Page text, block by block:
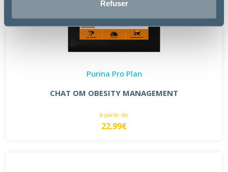
Refuser
Purina Pro Plan
CHAT OM OBESITY MANAGEMENT
à partir de
22.99€